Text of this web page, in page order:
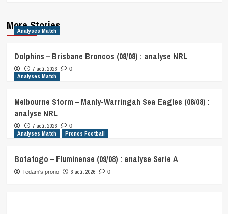
More Stories
Analyses Match
Dolphins – Brisbane Broncos (08/08) : analyse NRL
7 août 2026 0
Analyses Match
Melbourne Storm – Manly-Warringah Sea Eagles (08/08) :
analyse NRL
7 août 2026 0
Analyses Match Pronos Football
Botafogo – Fluminense (09/08) : analyse Serie A
Tedam's prono 6 août 2026 0